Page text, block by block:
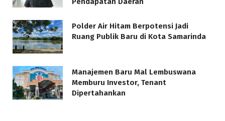
Polder Air Hitam Berpotensi Jadi
Ruang Publik Baru di Kota Samarinda
Manajemen Baru Mal Lembuswana
Memburu Investor, Tenant
Dipertahankan